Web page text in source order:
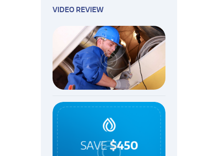
VIDEO REVIEW